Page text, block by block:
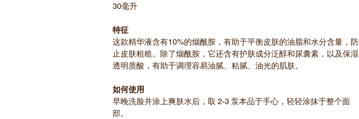
30毫升
特征
这款精华液含有10%的烟酰胺，有助于平衡皮肤的油脂和水分含量，防
止皮肤粗糙。除了烟酰胺，它还含有护肤成分泛醇和尿囊素，以及保湿
透明质酸，有助于调理容易油腻、粘腻、油光的肌肤。
如何使用
早晚洗脸并涂上爽肤水后，取 2-3 泵本品于手心，轻轻涂抹于整个面
部。